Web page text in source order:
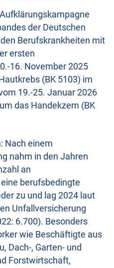
der Deutschen
Berufskrankheiten mit
ersten
16. November 2025
(BK 5103) im
19.-25. Januar 2026
das Handekzem (BK
Nach einem
nahm in den Jahren
an
berufsbedingte
zu und lag 2024 laut
Unfallversicherung
6.700). Besonders
wie Beschäftigte aus
Dach-, Garten- und
Forstwirtschaft,